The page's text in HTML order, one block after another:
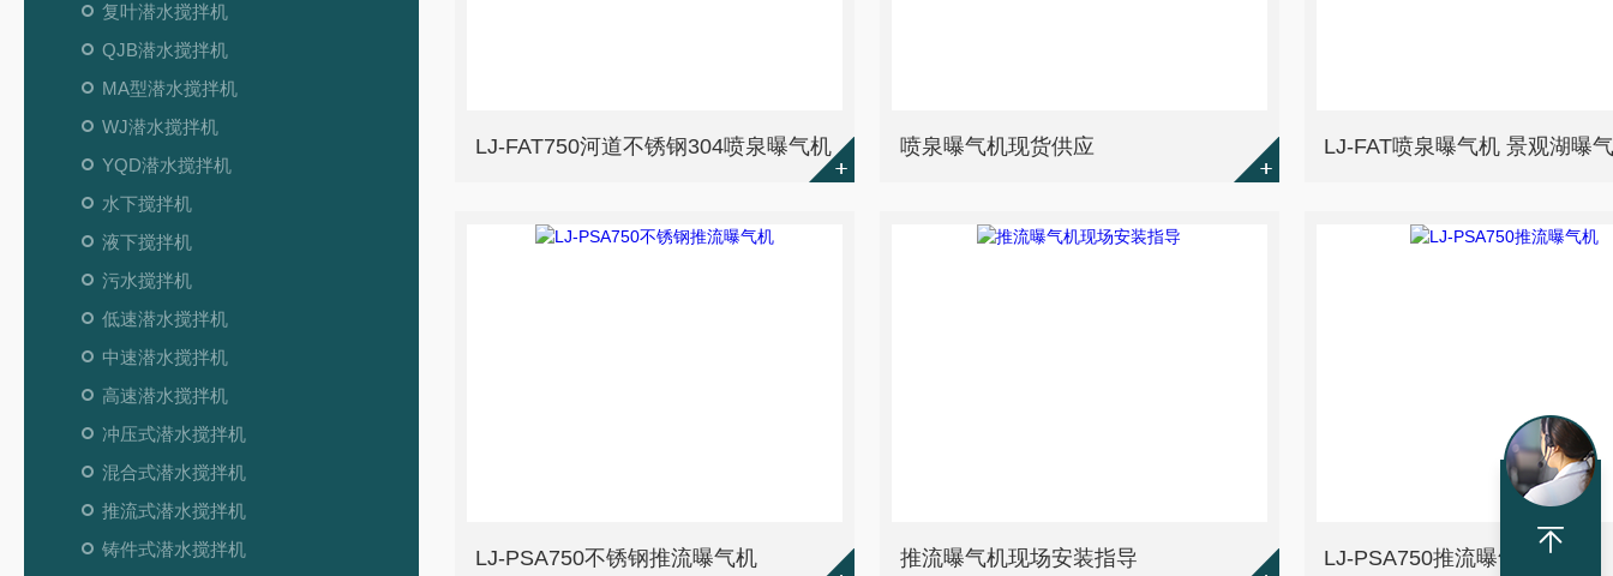
复叶潜水搅拌机
QJB潜水搅拌机
MA型潜水搅拌机
WJ潜水搅拌机
YQD潜水搅拌机
水下搅拌机
液下搅拌机
污水搅拌机
低速潜水搅拌机
中速潜水搅拌机
高速潜水搅拌机
冲压式潜水搅拌机
混合式潜水搅拌机
推流式潜水搅拌机
铸件式潜水搅拌机
LJ-FAT750河道不锈钢304喷泉曝气机 喷泉曝气机现货供应 LJ-FAT喷泉曝气机 景观湖曝
LJ-PSA750不锈钢推流曝气机 推流曝气机现场安装指导 LJ-PSA750推流曝气机